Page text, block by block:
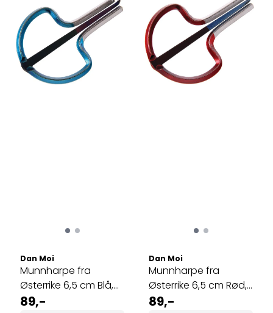
Dan Moi
Munnharpe fra
Østerrike 6,5 cm Blå,
MMO-965B
89,-
Dan Moi
Munnharpe fra
Østerrike 6,5 cm Rød,
MMO-965R
89,-